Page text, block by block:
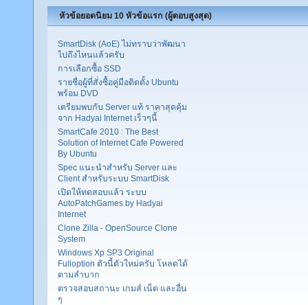
หัวข้อยอดนิยม 10 หัวข้อแรก (ผู้ตอบสูงสุด)
SmartDisk (AoE) ไม่ทราบว่าพัฒนา
ไปถึงไหนแล้วครับ
การเลือกซื้อ SSD
รายชื่อผู้ที่สั่งซื้อคู่มือติดตั้ง Ubuntu
พร้อม DVD
เตรียมพบกับ Server แท้ ราคาสุดคุ้ม
จาก Hadyai Internet เร็วๆนี้
SmartCafe 2010 : The Best
Solution of Internet Cafe Powered
By Ubuntu
Spec แนะนำสำหรับ Server และ
Client สำหรับระบบ SmartDisk
เปิดให้ทดสอบแล้ว ระบบ
AutoPatchGames by Hadyai
Internet
Clone Zilla - OpenSource Clone
System
Windows Xp SP3 Original
Fulloption ตัวนี้ตัวใหม่ครับ โหลดได้
ตามลำบาก
ตรวจสอบสถานะ เกมส์ เน็ต และอื่น
ๆ